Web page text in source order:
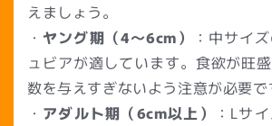
えましょう。
・ ヤング期（4〜6cm）
：中サイ
ュビアが適しています。食欲が旺盛
数を与えすぎないよう注意が必要で
・ アダルト期（6cm以上）
：Lサ